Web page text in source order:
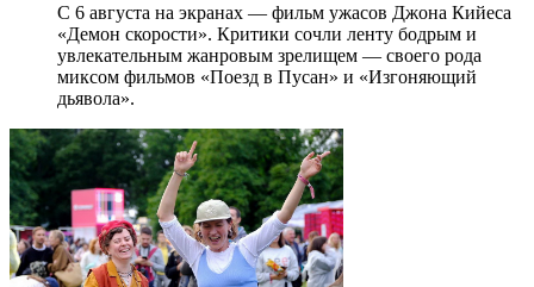
С 6 августа на экранах — фильм ужасов Джона Кийеса
«Демон скорости». Критики сочли ленту бодрым и
увлекательным жанровым зрелищeм — своего рода
миксом фильмов «Поезд в Пусан» и «Изгоняющий
дьявола».